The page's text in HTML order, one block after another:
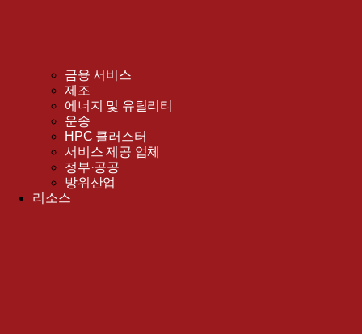
금융 서비스
제조
에너지 및 유틸리티
운송
HPC 클러스터
서비스 제공 업체
정부·공공
방위산업
리소스